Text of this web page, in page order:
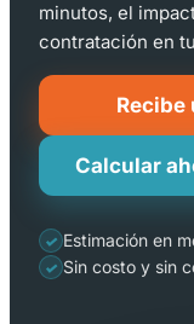
minutos, el
contratación en
Calcular
✓ Estimación en
✓ Sin costo y sin